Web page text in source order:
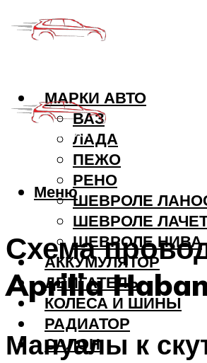
МАРКИ АВТО
ВАЗ
ЛАДА
ПЕЖО
РЕНО
ШЕВРОЛЕ
ШЕВРОЛЕ
ШЕВРОЛЕ НИВА
АККУМУЛЯТОР
ДВИГАТЕЛЬ
КОЛЕСА И ШИНЫ
РАДИАТОР
САЛОН
Меню
Схема
Aprilia
Мануалы к